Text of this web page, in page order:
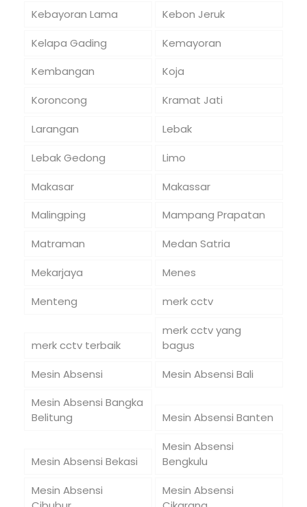
Kebayoran Lama
Kebon Jeruk
Kelapa Gading
Kemayoran
Kembangan
Koja
Koroncong
Kramat Jati
Larangan
Lebak
Lebak Gedong
Limo
Makasar
Makassar
Malingping
Mampang Prapatan
Matraman
Medan Satria
Mekarjaya
Menes
Menteng
merk cctv
merk cctv terbaik
merk cctv yang
bagus
Mesin Absensi
Mesin Absensi Bali
Mesin Absensi Bangka
Belitung
Mesin Absensi Banten
Mesin Absensi Bekasi
Mesin Absensi
Bengkulu
Mesin Absensi
Mesin Absensi